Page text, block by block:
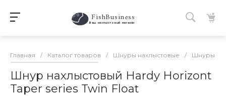
FishBusiness
Ваш нахлыстовый магазин
Главная / Каталог товаров / Шнуры нахлыстовые / Шнуры
Шнур нахлыстовый Hardy Horizont
Taper series Twin Float